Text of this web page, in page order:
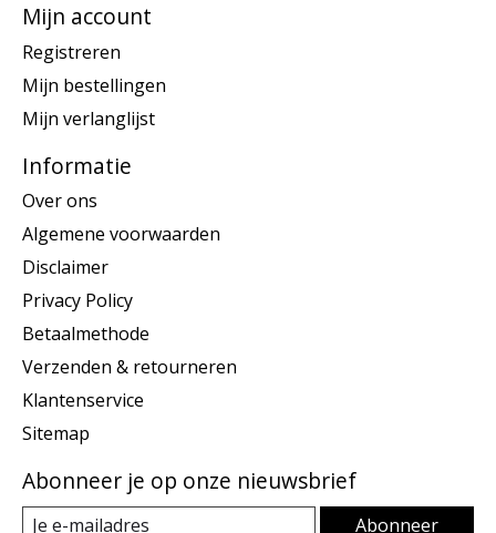
Mijn account
Registreren
Mijn bestellingen
Mijn verlanglijst
Informatie
Over ons
Algemene voorwaarden
Disclaimer
Privacy Policy
Betaalmethode
Verzenden & retourneren
Klantenservice
Sitemap
Abonneer je op onze nieuwsbrief
Abonneer